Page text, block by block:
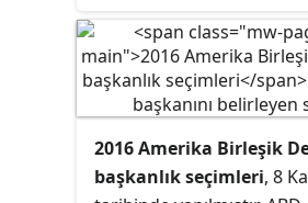
belirtilir.
hakkına sahiptir, meclisi
çağırabilir. Vali yasama
izniyle görevden alma
hainliği dışındaki
kişileri affedebilir.
2016 Amerika Birleşik
başkanlık seçimleri, 8